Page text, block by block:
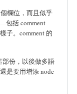
欄位，而且似乎
包括 comment
子。comment 的
份，以後做多語
是要用增添 node